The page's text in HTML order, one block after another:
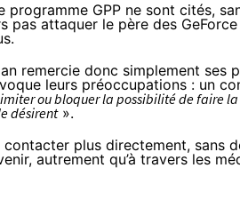
programme GPP ne sont cités,
pas attaquer le père des
remercie donc simplement ses
leurs préoccupations : un
ou bloquer la possibilité de faire
désirent».
contacter plus directement, sans
autrement qu’à travers les